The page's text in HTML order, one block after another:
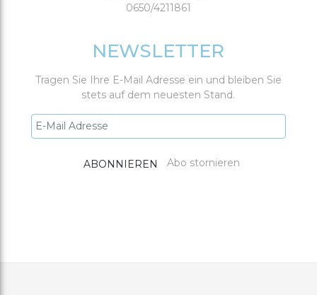
0650/4211861
NEWSLETTER
Tragen Sie Ihre E-Mail Adresse ein und bleiben Sie
stets auf dem neuesten Stand.
Abo stornieren